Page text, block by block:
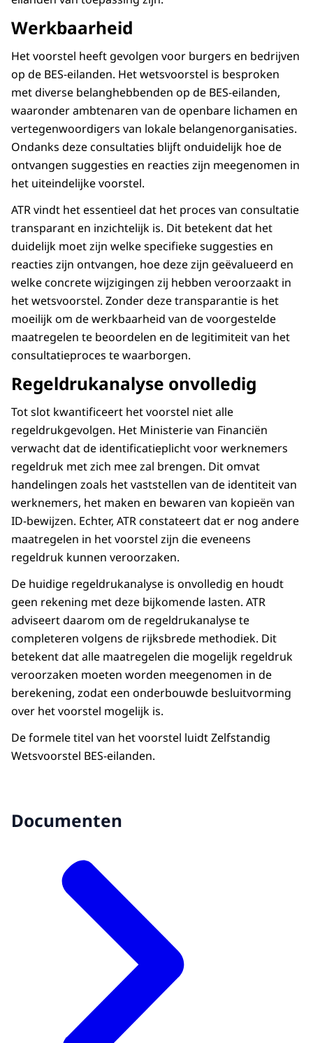
Werkbaarheid
Het voorstel heeft gevolgen voor burgers en bedrijven
op de BES-eilanden. Het wetsvoorstel is besproken
met diverse belanghebbenden op de BES-eilanden,
waaronder ambtenaren van de openbare lichamen en
vertegenwoordigers van lokale belangenorganisaties.
Ondanks deze consultaties blijft onduidelijk hoe de
ontvangen suggesties en reacties zijn meegenomen in
het uiteindelijke voorstel.
ATR vindt het essentieel dat het proces van consultatie
transparant en inzichtelijk is. Dit betekent dat het
duidelijk moet zijn welke specifieke suggesties en
reacties zijn ontvangen, hoe deze zijn geëvalueerd en
welke concrete wijzigingen zij hebben veroorzaakt in
het wetsvoorstel. Zonder deze transparantie is het
moeilijk om de werkbaarheid van de voorgestelde
maatregelen te beoordelen en de legitimiteit van het
consultatieproces te waarborgen.
Regeldrukanalyse onvolledig
Tot slot kwantificeert het voorstel niet alle
regeldrukgevolgen. Het Ministerie van Financiën
verwacht dat de identificatieplicht voor werknemers
regeldruk met zich mee zal brengen. Dit omvat
handelingen zoals het vaststellen van de identiteit van
werknemers, het maken en bewaren van kopieën van
ID-bewijzen. Echter, ATR constateert dat er nog andere
maatregelen in het voorstel zijn die eveneens
regeldruk kunnen veroorzaken.
De huidige regeldrukanalyse is onvolledig en houdt
geen rekening met deze bijkomende lasten. ATR
adviseert daarom om de regeldrukanalyse te
completeren volgens de rijksbrede methodiek. Dit
betekent dat alle maatregelen die mogelijk regeldruk
veroorzaken moeten worden meegenomen in de
berekening, zodat een onderbouwde besluitvorming
over het voorstel mogelijk is.
De formele titel van het voorstel luidt Zelfstandig
Wetsvoorstel BES-eilanden.
Documenten